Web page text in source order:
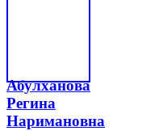
Абулханова
Регина
Наримановна